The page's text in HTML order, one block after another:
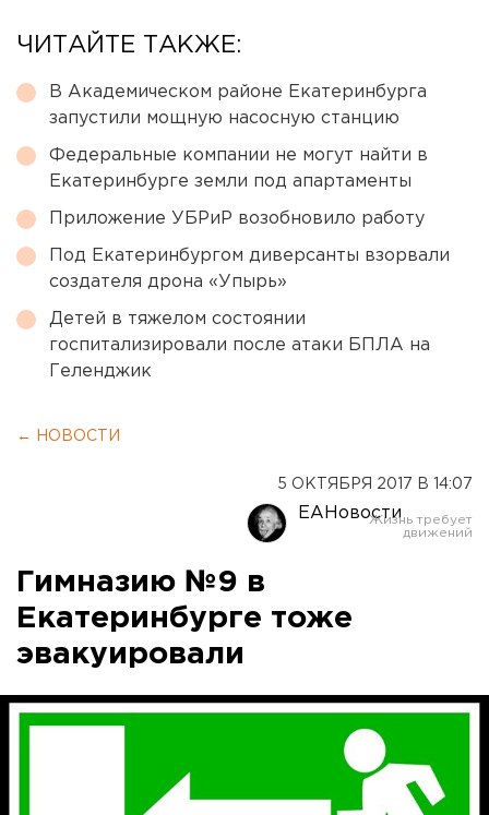
ЧИТАЙТЕ ТАКЖЕ:
В Академическом районе Екатеринбурга
запустили мощную насосную станцию
Федеральные компании не могут найти в
Екатеринбурге земли под апартаменты
Приложение УБРиР возобновило работу
Под Екатеринбургом диверсанты взорвали
создателя дрона «Упырь»
Детей в тяжелом состоянии
госпитализировали после атаки БПЛА на
Геленджик
← НОВОСТИ
5 ОКТЯБРЯ 2017 В 14:07
ЕАНовости
Гимназию №9 в
Екатеринбурге тоже
эвакуировали